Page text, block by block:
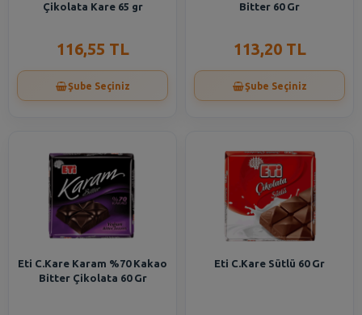
Çikolata Kare 65 gr
116,55 TL
Şube Seçiniz
Bitter 60 Gr
113,20 TL
Şube Seçiniz
Eti C.Kare Karam %70 Kakao
Bitter Çikolata 60 Gr
Eti C.Kare Sütlü 60 Gr